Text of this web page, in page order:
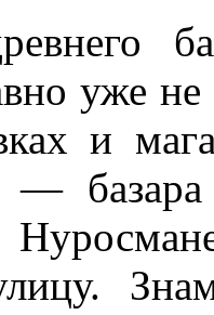
уже не
и
базара